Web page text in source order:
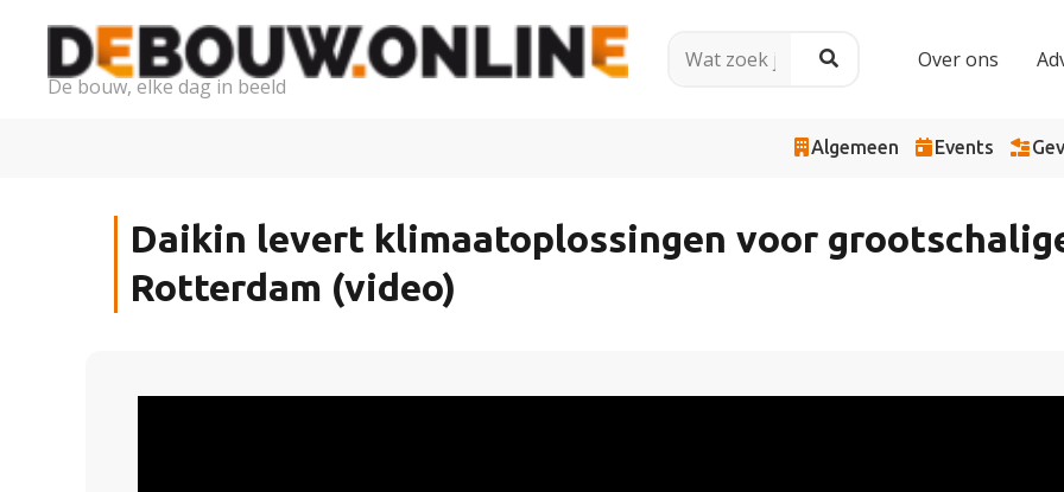
De bouw, elke dag in beeld
Over ons
Algemeen Events
Daikin levert klimaatoplossingen voor
Rotterdam (video)